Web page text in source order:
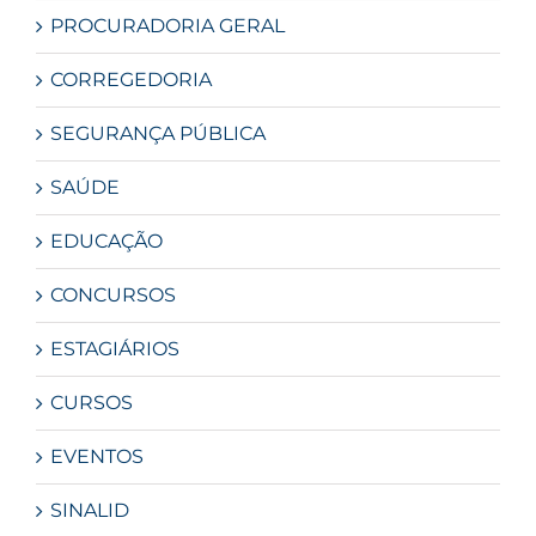
PROCURADORIA GERAL
CORREGEDORIA
SEGURANÇA PÚBLICA
SAÚDE
EDUCAÇÃO
CONCURSOS
ESTAGIÁRIOS
CURSOS
EVENTOS
SINALID